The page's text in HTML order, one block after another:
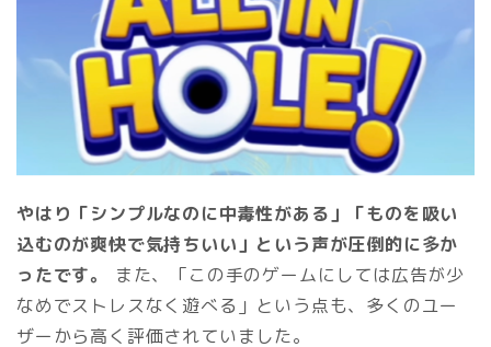
やはり「シンプルなのに中毒性がある」「ものを吸い
込むのが爽快で気持ちいい」という声が圧倒的に多か
ったです。 また、「この手のゲームにしては広告が少
なめでストレスなく遊べる」という点も、多くのユー
ザーから高く評価されていました。